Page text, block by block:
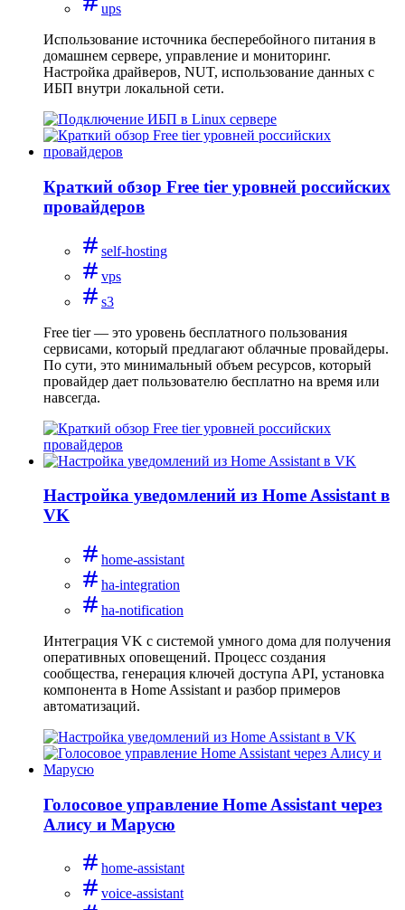
ups
Использование источника бесперебойного питания в
домашнем сервере, управление и мониторинг.
Настройка драйверов, NUT, использование данных с
ИБП внутри локальной сети.
Краткий обзор Free tier уровней российских
провайдеров
self-hosting
vps
s3
Free tier — это уровень бесплатного пользования
сервисами, который предлагают облачные провайдеры.
По сути, это минимальный объем ресурсов, который
провайдер дает пользователю бесплатно на время или
навсегда.
Настройка уведомлений из Home Assistant в
VK
home-assistant
ha-integration
ha-notification
Интеграция VK с системой умного дома для получения
оперативных оповещений. Процесс создания
сообщества, генерация ключей доступа API, установка
компонента в Home Assistant и разбор примеров
автоматизаций.
Голосовое управление Home Assistant через
Алису и Марусю
home-assistant
voice-assistant